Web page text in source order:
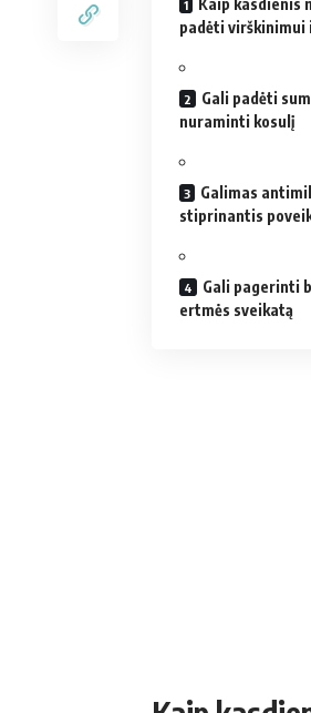
Kaip kasdienis
padėti virškinimui
Gali padėti
nuraminti kosulį
Galimas
stiprinantis
Gali pagerinti
ertmės sveikatą